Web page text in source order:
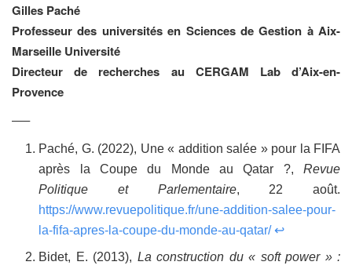
Gilles Paché
Professeur des universités en Sciences de Gestion à Aix-
Marseille Université
Directeur de recherches au CERGAM Lab d’Aix-en-
Provence
—–
Paché, G. (2022), Une « addition salée » pour la FIFA
après la Coupe du Monde au Qatar ?, Revue
Politique et Parlementaire, 22 août.
https://www.revuepolitique.fr/une-addition-salee-pour-
la-fifa-apres-la-coupe-du-monde-au-qatar/ ↩
Bidet, E. (2013), La construction du « soft power » :